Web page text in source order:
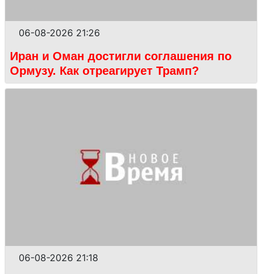
06-08-2026 21:26
Иран и Оман достигли соглашения по
Ормузу. Как отреагирует Трамп?
06-08-2026 21:18